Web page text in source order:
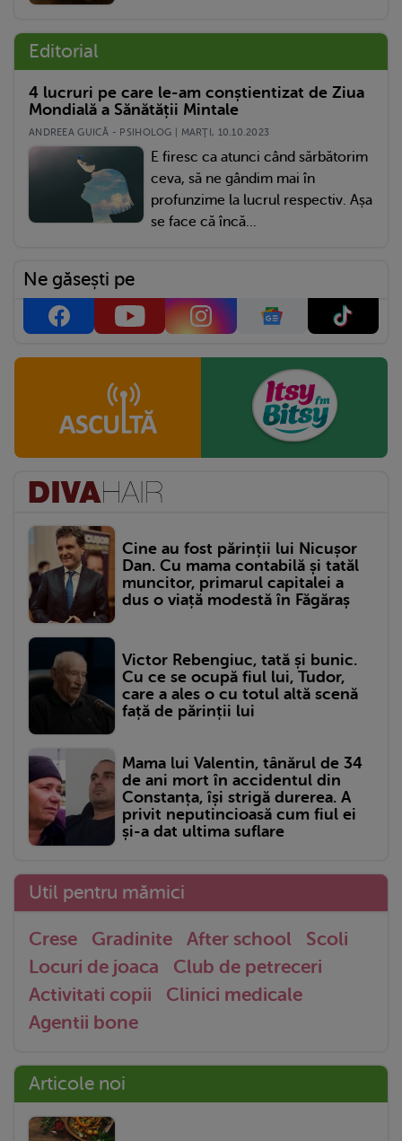
Editorial
4 lucruri pe care le-am conștientizat de Ziua
Mondială a Sănătății Mintale
ANDREEA GUICĂ - PSIHOLOG | MARŢI, 10.10.2023
E firesc ca atunci când sărbătorim
ceva, să ne gândim mai în
profunzime la lucrul respectiv. Așa
se face că încă...
Ne găsești pe
Cine au fost părinții lui Nicușor
Dan. Cu mama contabilă și tatăl
muncitor, primarul capitalei a
dus o viață modestă în Făgăraș
Victor Rebengiuc, tată și bunic.
Cu ce se ocupă fiul lui, Tudor,
care a ales o cu totul altă scenă
față de părinții lui
Mama lui Valentin, tânărul de 34
de ani mort în accidentul din
Constanța, își strigă durerea. A
privit neputincioasă cum fiul ei
și-a dat ultima suflare
Util pentru mămici
Crese Gradinite After school
Scoli
Locuri de joaca
Club de petreceri
Activitati copii
Clinici medicale
Agentii bone
Articole noi